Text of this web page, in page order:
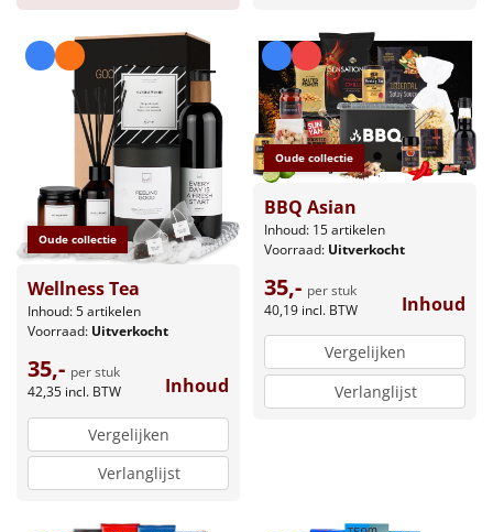
Oude collectie
Wellness Tea
Inhoud: 5 artikelen
Voorraad: Uitverkocht
35,- per stuk
42,35 incl. BTW Inhoud
Vergelijken
Verlanglijst
Oude collectie
BBQ Asian
Inhoud: 15 artikelen
Voorraad: Uitverkocht
35,- per stuk
40,19 incl. BTW Inhoud
Vergelijken
Verlanglijst